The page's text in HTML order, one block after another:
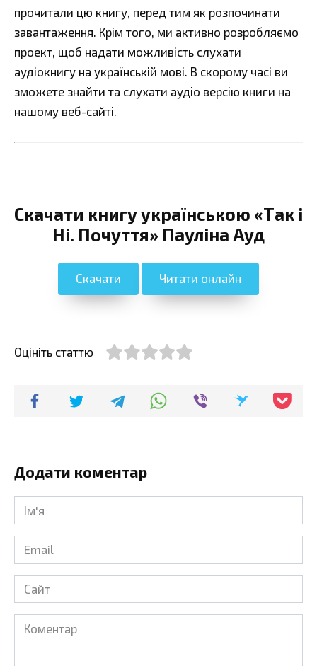
прочитали цю книгу, перед тим як розпочинати
завантаження. Крім того, ми активно розробляємо
проект, щоб надати можливість слухати
аудіокнигу на українській мові. В скорому часі ви
зможете знайти та слухати аудіо версію книги на
нашому веб-сайті.
Скачати книгу українською «Так і
Ні. Почуття» Пауліна Ауд
Скачати Читати онлайн
Оцініть статтю
Додати коментар
Ім'я
Email
Сайт
Коментар